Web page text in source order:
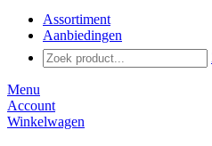
Assortiment
Aanbiedingen
Menu
Account
Winkelwagen